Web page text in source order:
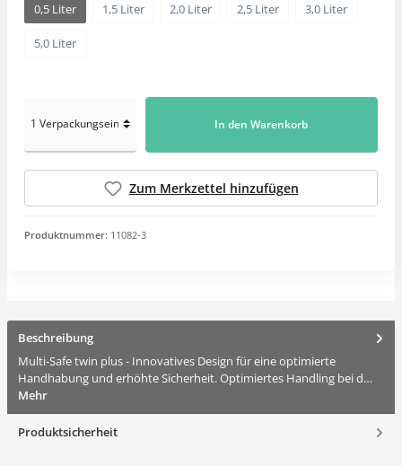
0,5 Liter
1,5 Liter 2,0 Liter 2,5 Liter 3,0 Liter
5,0 Liter
In den Warenkorb
Zum Merkzettel hinzufügen
Produktnummer: 11082-3
Beschreibung
Multi-Safe twin plus - Innovatives Design für eine optimierte
Handhabung und erhöhte Sicherheit. Optimiertes Handling bei d…
Mehr
Produktsicherheit